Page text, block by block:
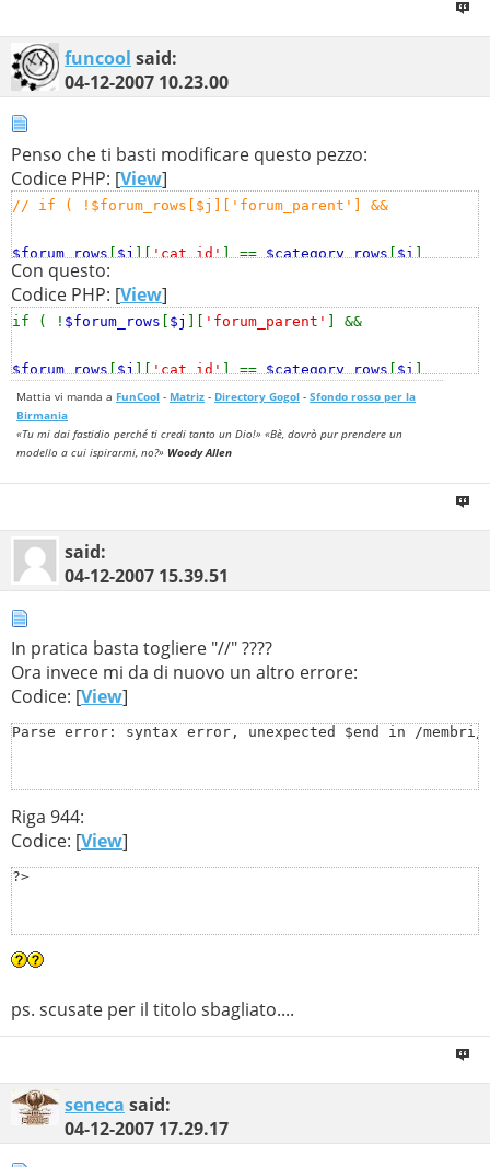
$boxstring_forums
for($j=0;$j<$total_forums
if ( !
$forum_rows[ $j]['cat_id'] ==$category_rows
['cat_id'] &&$forum_rows[$j]['auth_view'] <=
AUTH_REG )
// if ( !$forum_rows[$j]['forum_parent'] &&
$forum_rows $j 'cat_id' ] ==$category_rows
['auth_view'] )
// {
// Begin Simple Subforums MOD
funcool said:
04-12-2007 10.23.00
Penso che ti basti modificare questo pezzo:
Codice PHP: [View]
// if ( !$forum_rows[$j]['forum_parent'] &&
$forum_rows $j 'cat_id' ] == $category_rows $i
['cat_id'] &&
['auth_view'] )
// {
Con questo:
Codice PHP: [View]
if ( ! $forum_rows $j 'forum_parent' ] &&
$forum_rows $j 'cat_id' ] == $category_rows $i
['cat_id'] &&$is_auth $forum_rows [$j]['forum_id'
['auth_view'
{
Mattia vi manda a FunCool - Matriz - Directory Gogol - Sfondo rosso per la
Birmania
«Tu mi dai fastidio perché ti credi tanto un Dio!» «Bè, dovrò pur prendere un
modello a cui ispirarmi, no?» Woody Allen
said:
04-12-2007 15.39.51
In pratica basta togliere "//" ????
Ora invece mi da di nuovo un altro errore:
Codice: [View]
Parse error: syntax error, unexpected $end in /
Riga 944:
Codice: [View]
?>
ps. scusate per il titolo sbagliato....
seneca said:
04-12-2007 17.29.17